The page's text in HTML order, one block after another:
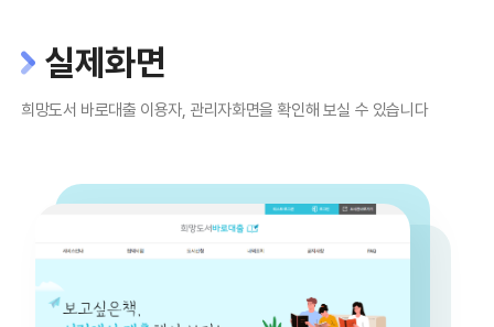
실제화면
희망도서 바로대출 이용자, 관리자화면을 확인해 보실 수 있습니다